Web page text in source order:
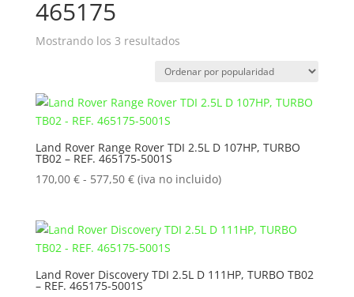
465175
Mostrando los 3 resultadosOrdenado
popularidad
Land Rover Range Rover TDI 2.5L D 107HP, TURBO
TB02 – REF. 465175-5001S
170,00 € - 577,50 €Rango
desde
170,00 €
hasta
577,50 €
(iva no incluido)
Land Rover Discovery TDI 2.5L D 111HP, TURBO TB02
– REF. 465175-5001S